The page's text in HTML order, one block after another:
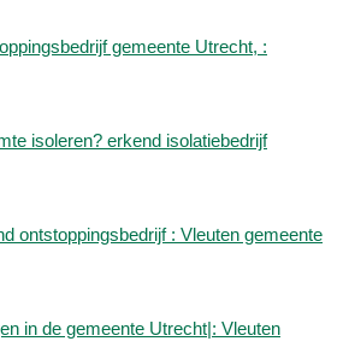
gemeente Utrecht, :
isoleren? erkend isolatiebedrijf
ontstoppingsbedrijf : Vleuten gemeente
in de gemeente Utrecht|: Vleuten